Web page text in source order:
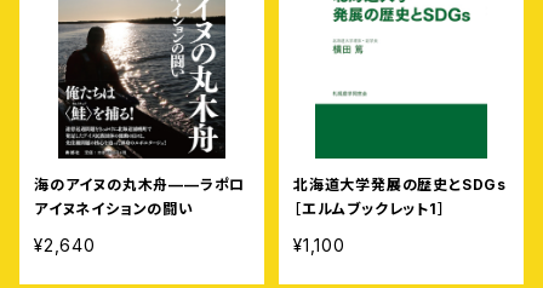
海のアイヌの丸木舟——ラポロ
アイヌネイションの闘い
¥2,640
北海道大学発展の歴史とSDGs
［エルムブックレット1］
¥1,100